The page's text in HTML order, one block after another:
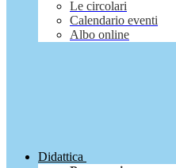
Le circolari
Calendario eventi
Albo online
Didattica